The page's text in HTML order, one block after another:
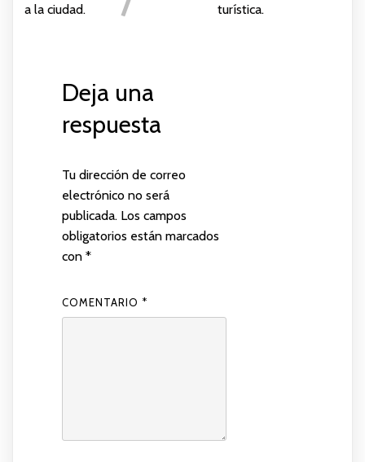
a la ciudad.
turística.
Deja una
respuesta
Tu dirección de correo
electrónico no será
publicada. Los campos
obligatorios están marcados
con *
COMENTARIO *